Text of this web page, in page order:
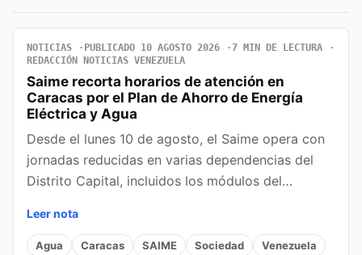
NOTICIAS PUBLICADO 10 AGOSTO 2026
7 MIN DE LECTURA
REDACCIÓN NOTICIAS VENEZUELA
Saime recorta horarios de atención en
Caracas por el Plan de Ahorro de Energía
Eléctrica y Agua
Desde el lunes 10 de agosto, el Saime opera con
jornadas reducidas en varias dependencias del
Distrito Capital, incluidos los módulos del…
Leer nota
Agua Caracas SAIME Sociedad Venezuela